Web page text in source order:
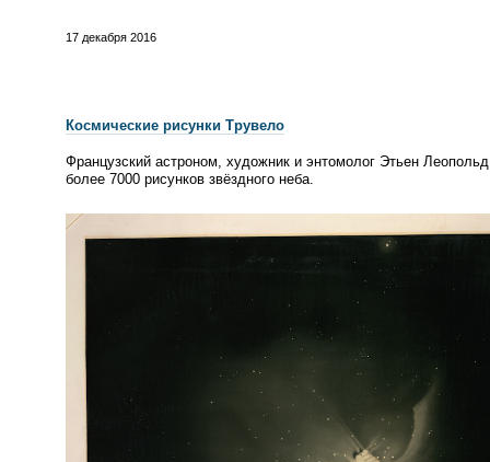
17 декабря 2016
Космические рисунки Трувело
Французский астроном, художник и энтомолог Этьен
более 7000 рисунков звёздного неба.